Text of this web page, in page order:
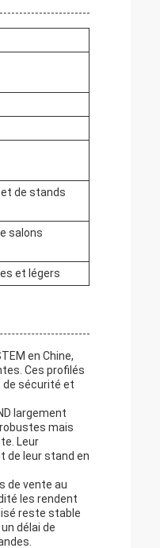
de stands
salons
et légers
en Chine,
Ces profilés
de sécurité et
largement
mais
Leur
de leur stand en
de vente au
les rendent
reste stable
délai de